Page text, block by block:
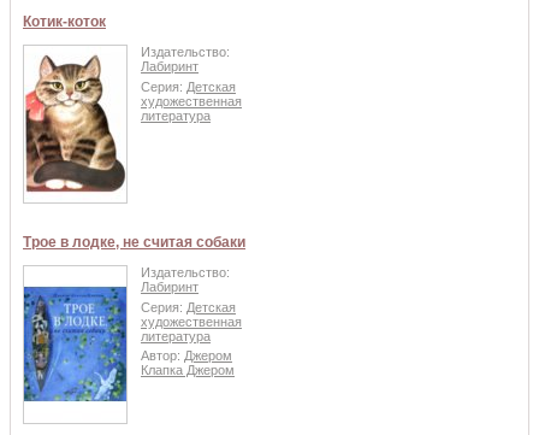
Котик-коток
Издательство:
Лабиринт
Серия: Детская
художественная
литература
Трое в лодке, не считая собаки
Издательство:
Лабиринт
Серия: Детская
художественная
литература
Автор: Джером
Клапка Джером